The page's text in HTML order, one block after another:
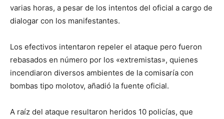
varias horas, a pesar de los intentos del oficial a cargo de
dialogar con los manifestantes.
Los efectivos intentaron repeler el ataque pero fueron
rebasados en número por los «extremistas», quienes
incendiaron diversos ambientes de la comisaría con
bombas tipo molotov, añadió la fuente oficial.
A raíz del ataque resultaron heridos 10 policías, que